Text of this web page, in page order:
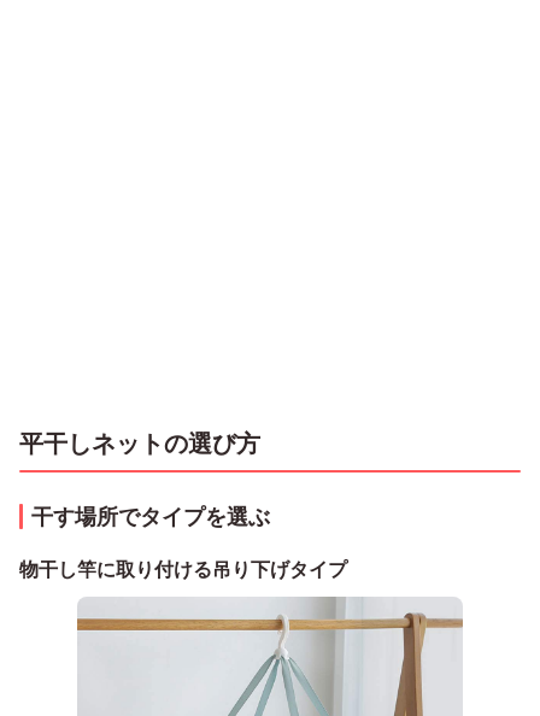
平干しネットの選び方
干す場所でタイプを選ぶ
物干し竿に取り付ける吊り下げタイプ